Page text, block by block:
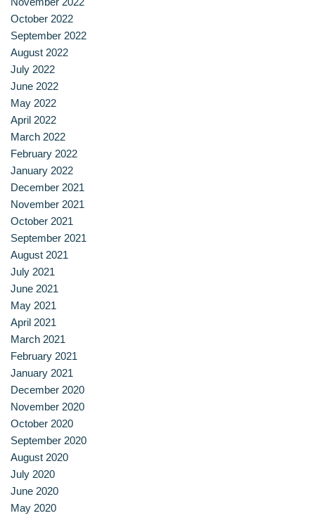
วีดีโอแนะนำ
ศิษย์เก่า
สาขาวิชาการกำหนดและการประกอบอาหาร
สาขาวิชาคหกรรมศาสตร์
สาขาวิชาอุตสาหกรรมการประกอบอาหาร
สาขาวิชาเทคโนโลยีการประกอบอาหารและการบริการ
สาขาวิชาเทคโนโลยีการแปรรูปอาหาร
สาขาวิชาเทคโนโลยีอาหาร
สาขาวิชาโภชนาการและการประกอบอาหาร
สาขาวิชาโภชนาการและการประกอบอาหารเพื่อการสร้างเสริม
สมรรถภาพและการชะลอวัย
หน้าแรก
หลักสูตรอบรมฟรี (Reskill Upskill)
อาหารเพื่อสุขภาพ ดีต่อกายและใจ
อาหารไทยรสเลิศ
เรียนรู้เทคนิคอาหารนานาชาติ
October 2022
September 2022
August 2022
July 2022
June 2022
May 2022
April 2022
March 2022
February 2022
January 2022
December 2021
November 2021
October 2021
September 2021
August 2021
July 2021
June 2021
May 2021
April 2021
March 2021
February 2021
January 2021
December 2020
November 2020
October 2020
September 2020
August 2020
July 2020
June 2020
May 2020